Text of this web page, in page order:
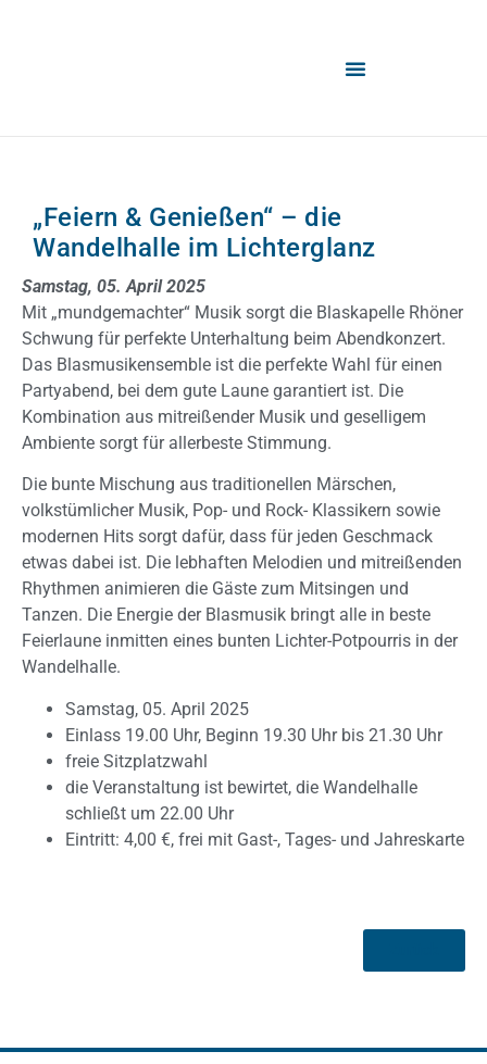
„Feiern & Genießen“ – die
Wandelhalle im Lichterglanz
Samstag, 05. April 2025
Mit „mundgemachter“ Musik sorgt die Blaskapelle Rhöner
Schwung für perfekte Unterhaltung beim Abendkonzert.
Das Blasmusikensemble ist die perfekte Wahl für einen
Partyabend, bei dem gute Laune garantiert ist. Die
Kombination aus mitreißender Musik und geselligem
Ambiente sorgt für allerbeste Stimmung.
Die bunte Mischung aus traditionellen Märschen,
volkstümlicher Musik, Pop- und Rock- Klassikern sowie
modernen Hits sorgt dafür, dass für jeden Geschmack
etwas dabei ist. Die lebhaften Melodien und mitreißenden
Rhythmen animieren die Gäste zum Mitsingen und
Tanzen. Die Energie der Blasmusik bringt alle in beste
Feierlaune inmitten eines bunten Lichter-Potpourris in der
Wandelhalle.
Samstag, 05. April 2025
Einlass 19.00 Uhr, Beginn 19.30 Uhr bis 21.30 Uhr
freie Sitzplatzwahl
die Veranstaltung ist bewirtet, die Wandelhalle
schließt um 22.00 Uhr
Eintritt: 4,00 €, frei mit Gast-, Tages- und Jahreskarte